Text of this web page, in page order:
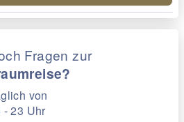
Fragen zur
von
- 23 Uhr